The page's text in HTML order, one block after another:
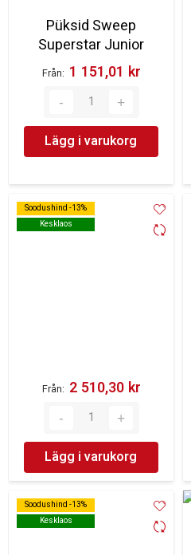
Püksid Sweep
Superstar Junior
Från 1 151,01 kr‎
Lägg i varukorg
Soodushind -13%
Kesklaos
Soodushind -13%
Kesklaos
Från 2 510,30 kr‎
Lägg i varukorg
Soodushind -13%
Kesklaos
Soodushind -13%
Kesklaos